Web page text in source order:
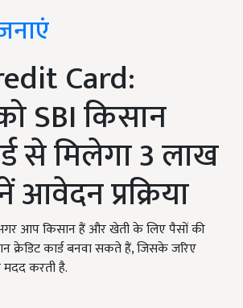
Card:
SBI किसान
से मिलेगा 3 लाख
प्रक्रिया
आप किसान हैं और खेती के लिए पैसों की
क्रेडिट कार्ड बनवा सकते हैं, जिसके जरिए
करती है.